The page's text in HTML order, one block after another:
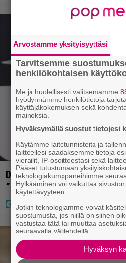
Diandra julkaisi upeita kuvia
”Puitteet kohdillaan”
Arvostamme yksityisyyttäsi
Tarvitsemme
henkilökohtaisen
Me ja huolellisesti valitsemamme
hyödynnämme henkilötietoja
käyttäjäkokemuksen sekä
mainoksia.
Hyväksymällä suostut tietojesi
Käytämme laitetunnisteita ja
laitteellesi saadaksemme tietoja
vierailit, IP-osoitteestasi sekä
Pääset tutustumaan
teknologiakumppaneihimme
Hylkääminen voi vaikuttaa
käytettävyyteen.
Jotkin teknologiamme voivat
suostumusta, jos niillä on siihen
vastustaa tätä tai muuttaa
seuraavalla välilehdellä.
Hyväksyn